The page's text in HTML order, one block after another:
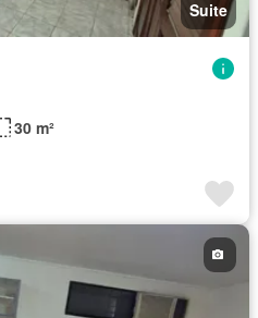
Suite
30 m²